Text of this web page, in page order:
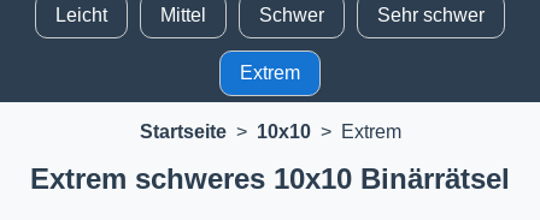
Leicht Mittel Schwer Sehr schwer
Extrem
Startseite > 10x10 > Extrem
Extrem schweres 10x10 Binärrätsel